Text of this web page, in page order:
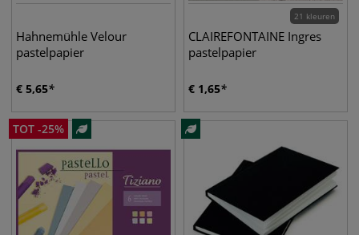
Hahnemühle Velour
pastelpapier
€ 5,65
21 kleuren
CLAIREFONTAINE Ingres
pastelpapier
€ 1,65
TOT -25%